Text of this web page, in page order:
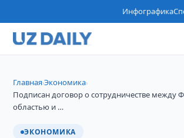
Инфографика
Главная›Экономика›
​​​​​​​Подписан договор о сотрудничестве между
областью и …
ЭКОНОМИКА